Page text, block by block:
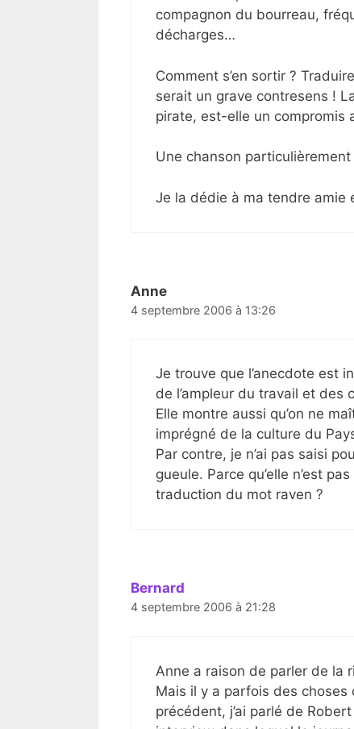
compagnon du bourreau,
décharges…
Comment s’en sortir ?
serait un grave contresens !
pirate, est-elle un compromis
Une chanson
Je la dédie à ma tendre amie
Anne
4 septembre 2006 à 13:26
Je trouve que l’anecdote est
de l’ampleur du travail et
Elle montre aussi qu’on ne
imprégné de la culture du
Par contre, je n’ai pas saisi
gueule. Parce qu’elle n’est
traduction du mot raven ?
Bernard
4 septembre 2006 à 21:28
Anne a raison de parler de la
Mais il y a parfois des choses
précédent, j’ai parlé de